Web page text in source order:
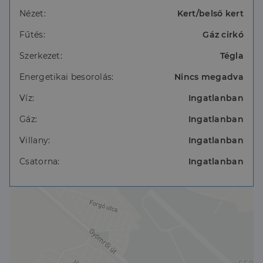
Lépcsőház
Zuhanyzós fürdő+ WC
Hátsó terasz
EMELET:-Közlekedő
Nappali
Sarokkádas fürdő + WC
TETŐ- Beépített terasz
Szoba
PADLÁSTÉR.: Közlekedő
Hálószoba
ALAGSOR:- Garázs
Nézet:
Kert/belső kert
Fűtés:
Gáz cirkó
Szerkezet:
Tégla
Energetikai besorolás:
Nincs megadva
Víz:
Ingatlanban
Gáz:
Ingatlanban
Villany:
Ingatlanban
Csatorna:
Ingatlanban